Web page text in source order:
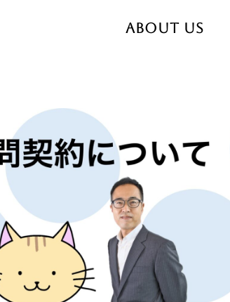
About us